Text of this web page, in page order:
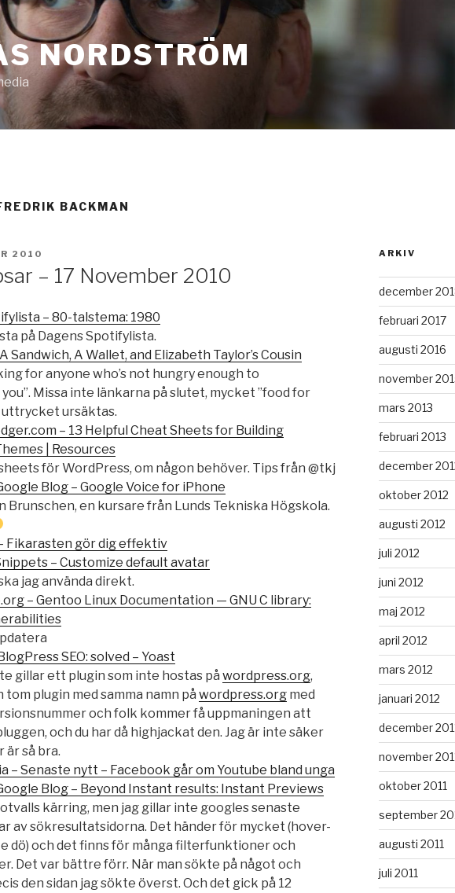
NORDSTRÖM
BACKMAN
2010
– 17 November 2010
– 80-talstema: 1980
på Dagens Spotifylista.
Sandwich, A Wallet, and Elizabeth Taylor’s Cousin
for anyone who’s not hungry enough to
Missa inte länkarna på slutet, mycket ”food for
uttrycket ursäktas.
– 13 Helpful Cheat Sheets for Building
| Resources
för WordPress, om någon behöver. Tips från @tkj
Blog – Google Voice for iPhone
Brunschen, en kursare från Lunds Tekniska Högskola.
Fikarasten gör dig effektiv
– Customize default avatar
jag använda direkt.
– Gentoo Linux Documentation — GNU C library:
SEO: solved – Yoast
gillar ett plugin som inte hostas på wordpress.org,
plugin med samma namn på wordpress.org med
och folk kommer få uppmaningen att
och du har då highjackat den. Jag är inte säker
är så bra.
– Senaste nytt – Facebook går om Youtube bland unga
Blog – Beyond Instant results: Instant Previews
kärring, men jag gillar inte googles senaste
av sökresultatsidorna. Det händer för mycket (hover-
dö) och det finns för många filterfunktioner och
Det var bättre förr. När man sökte på något och
den sidan jag sökte överst. Och det gick på 12
ARKIV
december
februari 2017
augusti 2016
november
mars 2013
februari 2013
december
oktober 2012
augusti 2012
juli 2012
juni 2012
maj 2012
april 2012
mars 2012
januari 2012
december
november
oktober 2011
september
augusti 2011
juli 2011